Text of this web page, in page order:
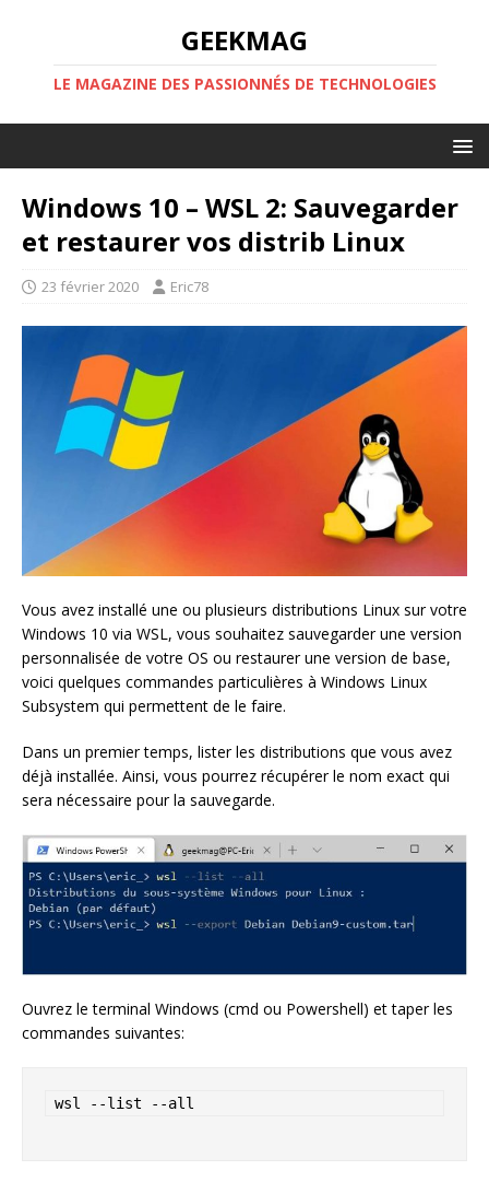
GEEKMAG
LE MAGAZINE DES PASSIONNÉS DE TECHNOLOGIES
Windows 10 – WSL 2: Sauvegarder
et restaurer vos distrib Linux
23 février 2020 Eric78
Vous avez installé une ou plusieurs distributions Linux sur votre
Windows 10 via WSL, vous souhaitez sauvegarder une version
personnalisée de votre OS ou restaurer une version de base,
voici quelques commandes particulières à Windows Linux
Subsystem qui permettent de le faire.
Dans un premier temps, lister les distributions que vous avez
déjà installée. Ainsi, vous pourrez récupérer le nom exact qui
sera nécessaire pour la sauvegarde.
Ouvrez le terminal Windows (cmd ou Powershell) et taper les
commandes suivantes:
wsl --list --all